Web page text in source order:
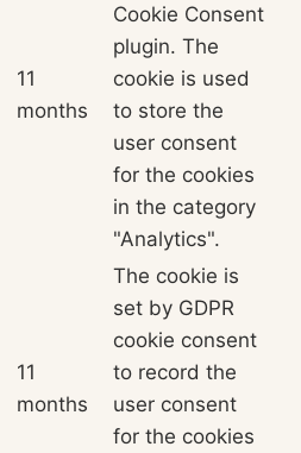
11
months
Cookie Consent
plugin. The
cookie is used
to store the
user consent
for the cookies
in the category
"Analytics".
11
months
The cookie is
set by GDPR
cookie consent
to record the
user consent
for the cookies